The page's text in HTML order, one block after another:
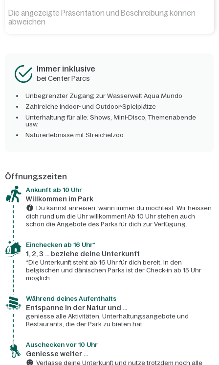
Die angezeigte Präsentation und Beschreibung können
abweichen
Immer inklusive
bei Center Parcs
Unbegrenzter Zugang zur Wasserwelt Aqua Mundo
Zahlreiche Indoor- und Outdoor-Spielplätze
Unterhaltung für alle: Shows, Mini-Disco, Themenabende
usw.
Naturerlebnisse mit Streichelzoo
Öffnungszeiten
Ankunft ab 10 Uhr
Willkommen im Park
Du kannst anreisen, wann immer du möchtest. Wir heissen
dich rund um die Uhr willkommen! Ab 10 Uhr stehen auch
schon die Angebote des Parks für dich zur Verfügung.
Einchecken ab 16 Uhr*
1, 2, 3 ... beziehe deine Unterkunft
*Die Unterkunft steht ab 16 Uhr für dich bereit. In den
belgischen und dänischen Parks ist der Check-in ab 15 Uhr
möglich.
Während deines Aufenthalts
Entspanne in der Natur und ...
geniesse alle Aktivitäten, Unterhaltungsangebote und
Restaurants, die der Park zu bieten hat.
Auschecken vor 10 Uhr
Geniesse weiter ...
Verlasse deine Unterkunft und nutze trotzdem noch alle